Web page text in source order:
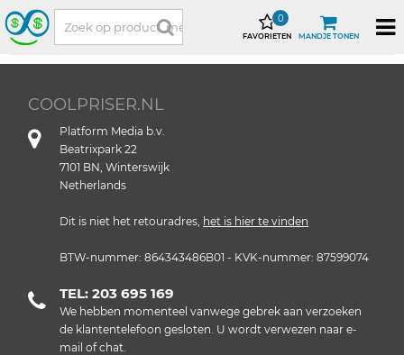
FAVORIETEN
0
MANDJE TONEN
COOLPRISER.NL
Platform Media b.v.
Beatrixpark 22
7101 BN, Winterswijk
Netherlands
Dit is niet het retouradres, het is hier te vinden
BTW-nummer: 864343486B01 - KVK-nummer: 87599074
TEL: 203 695 169
We hebben momenteel vanwege gebrek aan verzoeken
de klantentelefoon gesloten. U wordt verwezen naar e-
mail of chat.